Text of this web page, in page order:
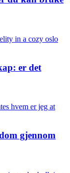
er det
gjennom